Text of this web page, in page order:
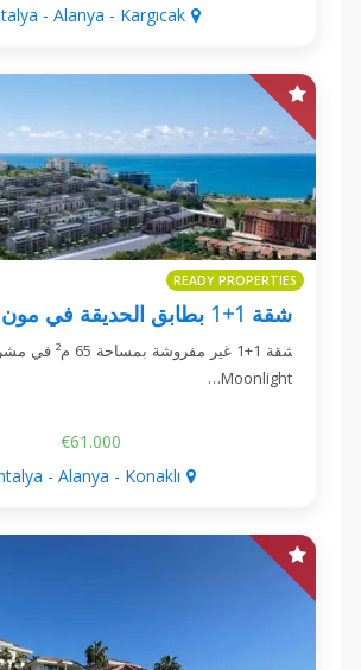
- Alanya - Kargıcak
READY PROPERTIES
شقة 1+1 غير مفروشة بمساحة
Moonlight…
€61.000
- Alanya - Konaklı